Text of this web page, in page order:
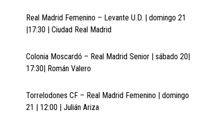
Real Madrid Femenino – Levante U.D. | domingo 21
|17:30 | Ciudad Real Madrid
Colonia Moscardó – Real Madrid Senior | sábado 20|
17:30| Román Valero
Torrelodones CF – Real Madrid Femenino | domingo
21 | 12:00 | Julián Ariza